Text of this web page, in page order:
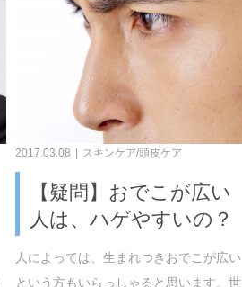
2017.03.08 スキンケア/頭皮ケア
【疑問】おでこが広い
人は、ハゲやすいの？
人によっては、生まれつきおでこが広い
という方もいらっしゃると思います。世